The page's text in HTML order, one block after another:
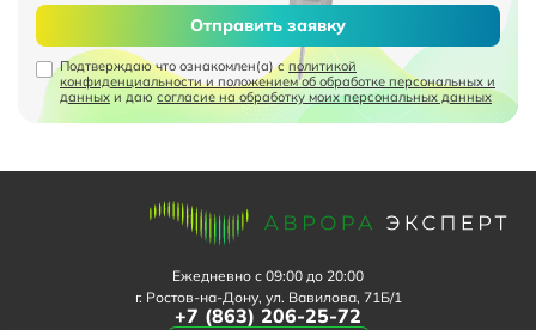
Подтверждаю что ознакомлен(а) сполитикой
конфиденциальности и положением об обработке персональных и
данных и даю согласие на обработку моих персональных данных
Отправить заявку
Ежедневно с 09:00 до 20:00
г. Ростов-на-Дону, ул. Вавилова, 71Б/1
+7 (863) 206-25-72